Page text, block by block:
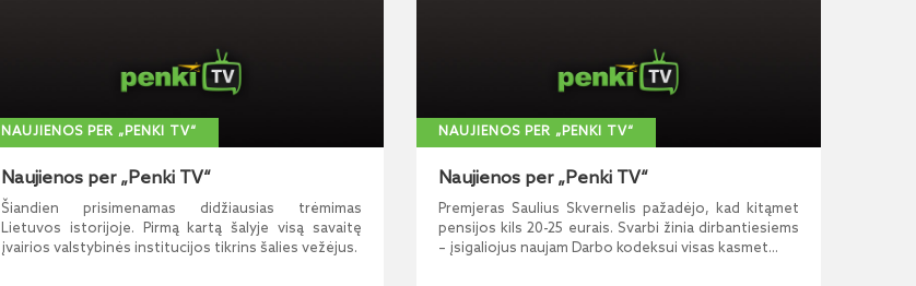
NAUJIENOS PER „PENKI TV“
Naujienos per „Penki TV“
Šiandien prisimenamas didžiausias trėmimas
Lietuvos istorijoje. Pirmą kartą šalyje visą savaitę
įvairios valstybinės institucijos tikrins šalies vežėjus.
NAUJIENOS PER „PENKI TV“
Naujienos per „Penki TV“
Premjeras Saulius Skvernelis pažadėjo, kad kitąmet
pensijos kils 20-25 eurais. Svarbi žinia dirbantiesiems
– įsigaliojus naujam Darbo kodeksui visas kasmet...